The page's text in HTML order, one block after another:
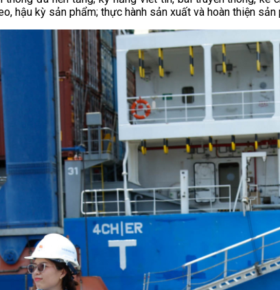
hậu kỳ sản phẩm; thực hành sản xuất và hoàn thiện sản